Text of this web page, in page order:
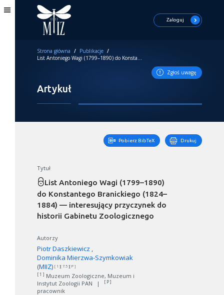
Zaloguj
Strona główna / Publikacje /
List Antoniego Wagi (1799–1890) do Konstantego Branickiego (1824–1884) — interesujący przyczynek do historii Gabinetu Zoologicznego
Zgłoś uwagę
Artykuł
Pobierz BibTeX Drukuj
Tytuł
List Antoniego Wagi (1799–1890)
do Konstantego Branickiego (1824–
1884) — interesujący przyczynek do
historii Gabinetu Zoologicznego
Autorzy
Piotr Daszkiewicz
Dominika Mierzwa-Szymkowiak
(MIIZ) [ 1 ][ 7.5 ][ P ]
[ 1 ] Muzeum Zoologiczne, Muzeum i
Instytut Zoologii PAN
| [ P ]
pracownik